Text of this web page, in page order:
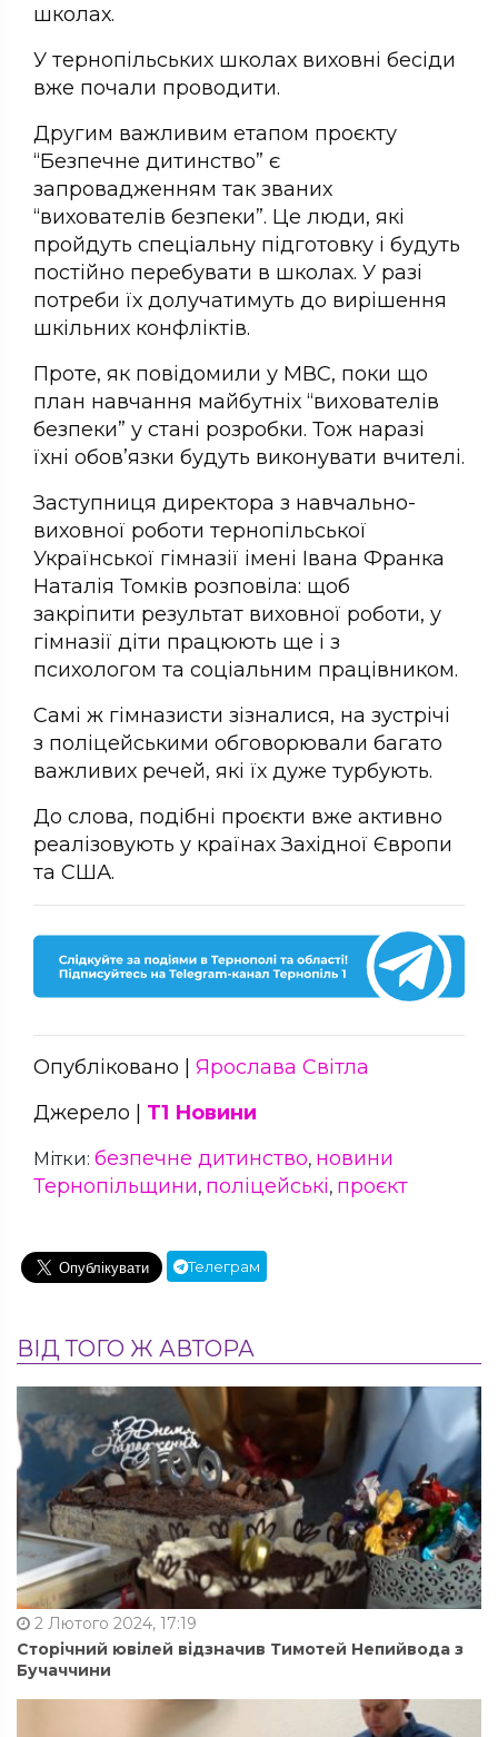
школах.
У тернопільських школах виховні бесіди
вже почали проводити.
Другим важливим етапом проєкту
“Безпечне дитинство” є
запровадженням так званих
“вихователів безпеки”. Це люди, які
пройдуть спеціальну підготовку і будуть
постійно перебувати в школах. У разі
потреби їх долучатимуть до вирішення
шкільних конфліктів.
Проте, як повідомили у МВС, поки що
план навчання майбутніх “вихователів
безпеки” у стані розробки. Тож наразі
їхні обов’язки будуть виконувати вчителі.
Заступниця директора з навчально-
виховної роботи тернопільської
Української гімназії імені Івана Франка
Наталія Томків розповіла: щоб
закріпити результат виховної роботи, у
гімназії діти працюють ще і з
психологом та соціальним працівником.
Самі ж гімназисти зізналися, на зустрічі
з поліцейськими обговорювали багато
важливих речей, які їх дуже турбують.
До слова, подібні проєкти вже активно
реалізовують у країнах Західної Європи
та США.
Опубліковано | Ярослава Світла
Джерело | Т1 Новини
Мітки: безпечне дитинство, новини
Тернопільщини, поліцейські, проєкт
Телеграм
ВІД ТОГО Ж АВТОРА
2 Лютого 2024, 17:19
Сторічний ювілей відзначив Тимотей Непийвода з
Бучаччини